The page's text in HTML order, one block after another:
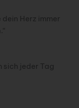
Herz immer
sich jeder Tag